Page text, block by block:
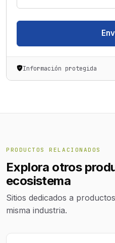
Información protegida
PRODUCTOS RELACIONADOS
Explora otros
ecosistema
Sitios dedicados a
misma industria.